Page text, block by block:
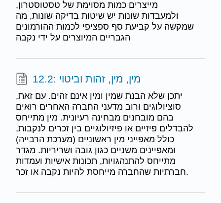
מייצרים כמות מסוימת של טסטוסטרון,
ולמעבדות שונות יש שיטות בדיקה שונות, מה
שמקשה על קביעת סף ספציפי לכמות ההורמונים
הגבריים המיוצרים על ידי נקבה
12.2: מין, מין, זהות וביטוי
יתכן שלא הבנת שמין ומין אינם זהים. עם זאת,
סוציולוגים ורוב מדעני החברה האחרים רואים
בהם מובחנים מבחינה רעיונית. מין מתייחס
להבדלים פיזיים או פיזיולוגיים בין זכרים לנקבות,
כולל מאפייני מין ראשוניים (מערכת הרבייה)
ומאפיינים משניים כגון גובה ושריריות. מגדר
מתייחס להתנהגויות, תכונות אישיות ועמדות
חברתיות שהחברה מייחסת להיות נקבה או זכר.